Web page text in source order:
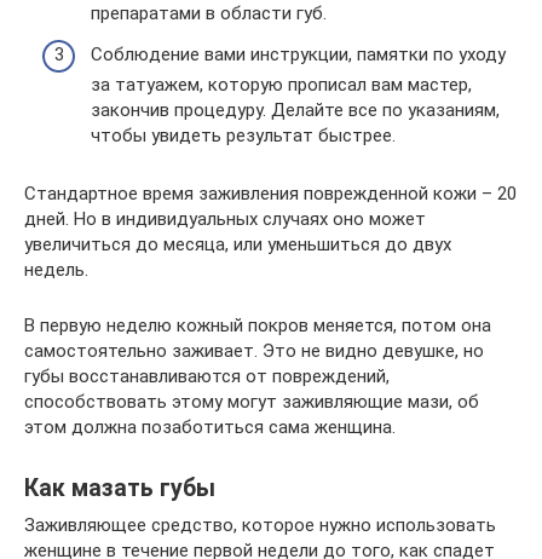
препаратами в области губ.
Соблюдение вами инструкции, памятки по уходу
за татуажем, которую прописал вам мастер,
закончив процедуру. Делайте все по указаниям,
чтобы увидеть результат быстрее.
Стандартное время заживления поврежденной кожи – 20
дней. Но в индивидуальных случаях оно может
увеличиться до месяца, или уменьшиться до двух
недель.
В первую неделю кожный покров меняется, потом она
самостоятельно заживает. Это не видно девушке, но
губы восстанавливаются от повреждений,
способствовать этому могут заживляющие мази, об
этом должна позаботиться сама женщина.
Как мазать губы
Заживляющее средство, которое нужно использовать
женщине в течение первой недели до того, как спадет